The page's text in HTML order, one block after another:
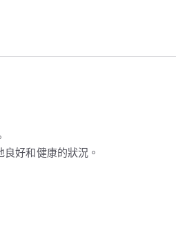
好和健康的狀況。